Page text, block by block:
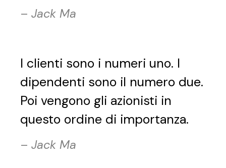
– Jack Ma
I clienti sono i numeri uno. I
dipendenti sono il numero due.
Poi vengono gli azionisti in
questo ordine di importanza.
– Jack Ma